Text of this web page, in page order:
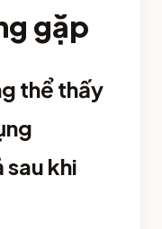
gặp
thể thấy
khi